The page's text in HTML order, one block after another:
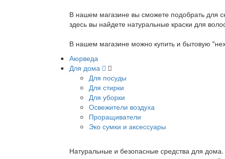
В нашем магазине вы сможете подобрать для
здесь вы найдете натуральные краски для
В нашем магазине можно купить и бытовую
Аюрведа
Для дома
Для посуды
Для стирки
Для уборки
Освежители воздуха
Проращиватели
Эко сумки и аксессуары
Натуральные и безопасные средства для